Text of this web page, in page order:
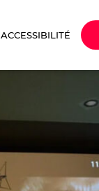
ACCESSIBILITÉ